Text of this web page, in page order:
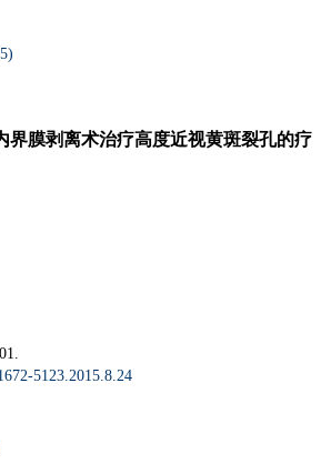
)
界膜剥离术治疗高度近视黄斑裂孔的疗
5123.2015.8.24